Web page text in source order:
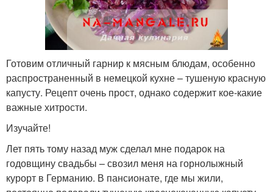
Готовим отличный гарнир к мясным блюдам, особенно
распространенный в немецкой кухне – тушеную красную
капусту. Рецепт очень прост, однако содержит кое-какие
важные хитрости.
Изучайте!
Лет пять тому назад муж сделал мне подарок на
годовщину свадьбы – свозил меня на горнолыжный
курорт в Германию. В пансионате, где мы жили,